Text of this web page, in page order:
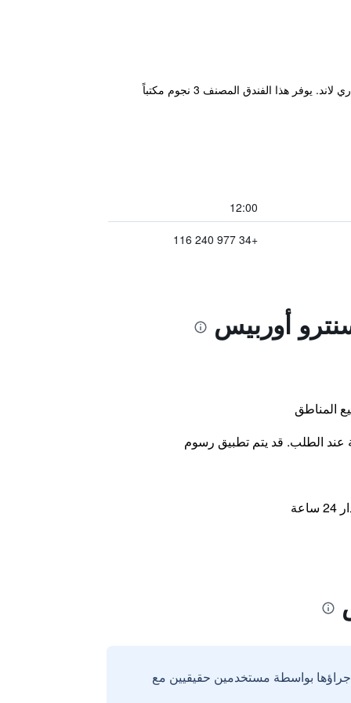
يقع مكان إقامة "B&B HOTEL Tarragona Centro Urbis" في تاراغونا، على بعد 13 كم من بورت أفنتورا و13 كم من فيراري لاند. يوفر هذا الفندق المصنف 3 نجوم مكتباً
12:00
+34 977 240 116
أوربيس
المناطق
عند الطلب. قد يتم تطبيق رسوم
بواسطة مستخدمين حقيقيين مع